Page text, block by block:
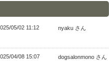
05/02 11:12 nyaku さん
04/08 15:07 dogsalonmono さん